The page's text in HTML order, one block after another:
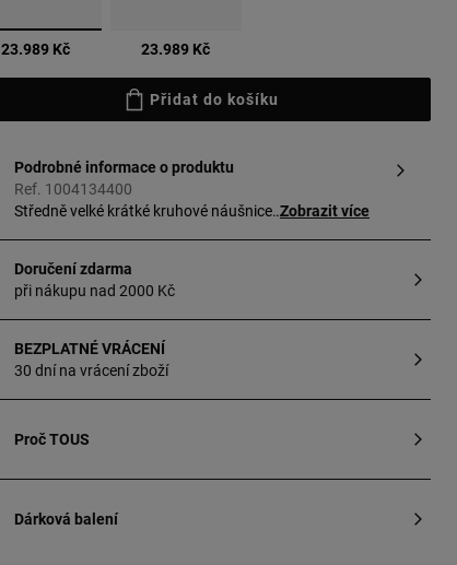
vybrané
23.989 Kč 23.989 Kč
Přidat do košíku
Podrobné informace o produktu
Ref. 1004134400
Středně velké krátké kruhové náušnice
0,21 karátu z kolekce TOUS Les
Classiques. Kvalita diamantů: GH/VSSI.
Puzetka.
Zobrazit více
Doručení zdarma
při nákupu nad 2000 Kč
BEZPLATNÉ VRÁCENÍ
30 dní na vrácení zboží
Proč TOUS
Dárková balení